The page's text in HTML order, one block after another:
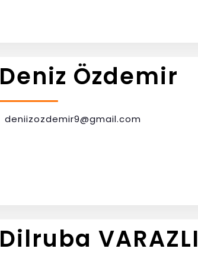
Deniz Özdemir
deniizozdemir9@gmail.com
Dilruba VARAZLI